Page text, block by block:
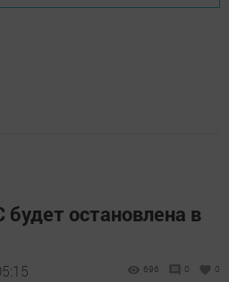
будет остановлена в
696 0 0